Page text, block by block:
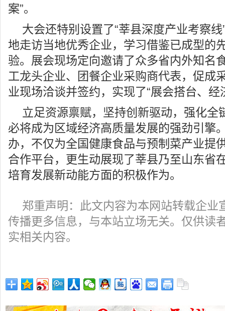
案”。
大会还特别设置了“莘县深度产业考察
地走访当地优秀企业，学习借鉴已成型的
验。展会现场定向邀请了众多省内外知名
工龙头企业、团餐企业采购商代表，促成
业现场洽谈并签约，实现了“展会搭台、经
立足资源禀赋，坚持创新驱动，强化全
必将成为区域经济高质量发展的强劲引擎
办，不仅为全国健康食品与预制菜产业提
合作平台，更生动展现了莘县乃至山东省
培育发展新动能方面的积极作为。
郑重声明：此文内容为本网站转载企业
传播更多信息，与本站立场无关。仅供读
实相关内容。